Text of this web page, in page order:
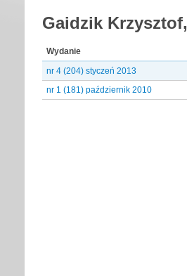
Gaidzik Krzysztof,
Wydanie
nr 4 (204) styczeń 2013
nr 1 (181) październik 2010